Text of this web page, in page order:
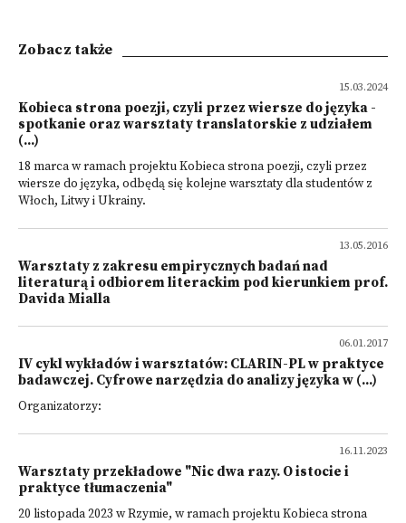
Zobacz także
15.03.2024
Kobieca strona poezji, czyli przez wiersze do języka -
spotkanie oraz warsztaty translatorskie z udziałem
(...)
18 marca w ramach projektu Kobieca strona poezji, czyli przez
wiersze do języka, odbędą się kolejne warsztaty dla studentów z
Włoch, Litwy i Ukrainy.
13.05.2016
Warsztaty z zakresu empirycznych badań nad
literaturą i odbiorem literackim pod kierunkiem prof.
Davida Mialla
06.01.2017
IV cykl wykładów i warsztatów: CLARIN-PL w praktyce
badawczej. Cyfrowe narzędzia do analizy języka w (...)
Organizatorzy:
16.11.2023
Warsztaty przekładowe "Nic dwa razy. O istocie i
praktyce tłumaczenia"
20 listopada 2023 w Rzymie, w ramach projektu Kobieca strona